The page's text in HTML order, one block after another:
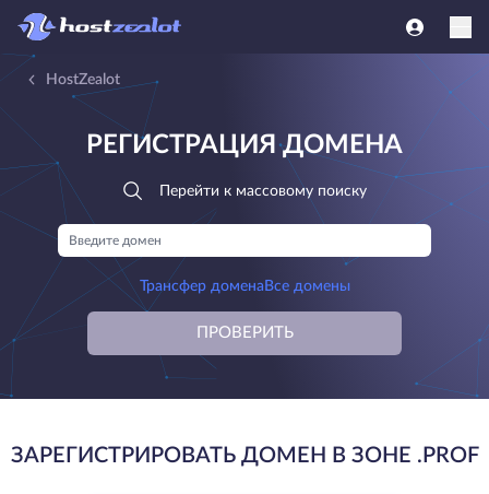
HostZealot
РЕГИСТРАЦИЯ ДОМЕНА
Перейти к массовому поиску
Трансфер домена Все домены
ПРОВЕРИТЬ
ЗАРЕГИСТРИРОВАТЬ ДОМЕН В ЗОНЕ .PROF